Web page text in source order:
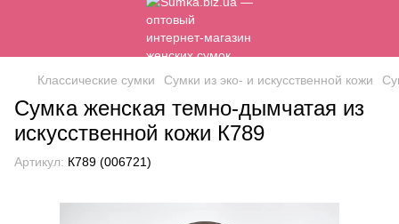
Классические сумки Сумки из эко- и искусственной кожи
Сумка женская темно-дымчатая из
искусственной кожи К789
Артикул: К789 (006721)